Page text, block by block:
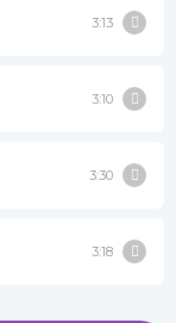
3:13
3:10
3:30
3:18